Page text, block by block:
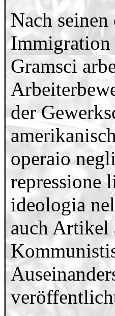
Nach
Immigration
Gramsci
der
operaio
repressione
ideologia
auch Artikel